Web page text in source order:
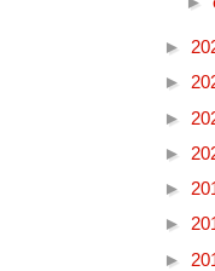
►
►
►
►
►
►
►